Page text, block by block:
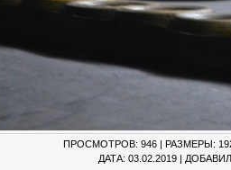
ПРОСМОТРОВ: 946 | РАЗМЕРЫ:
ДАТА: 03.02.2019 | ДОБАВИЛ